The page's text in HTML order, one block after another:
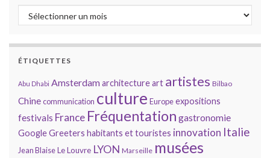
Archives
ÉTIQUETTES
Abu Dhabi Amsterdamarchitectureart artistes Bilbao
Chinecommunication culture Europeexpositions
festivals France Fréquentation gastronomie
GoogleGreeters habitants et touristes innovation Italie
Jean BlaiseLe Louvre LYON Marseille musées